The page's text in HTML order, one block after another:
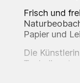
Frisch und
Papier und
Die
Techniken